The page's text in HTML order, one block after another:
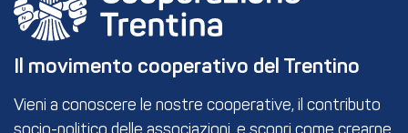
Il movimento cooperativo del Trentino
Vieni a conoscere le nostre cooperative, il contributo